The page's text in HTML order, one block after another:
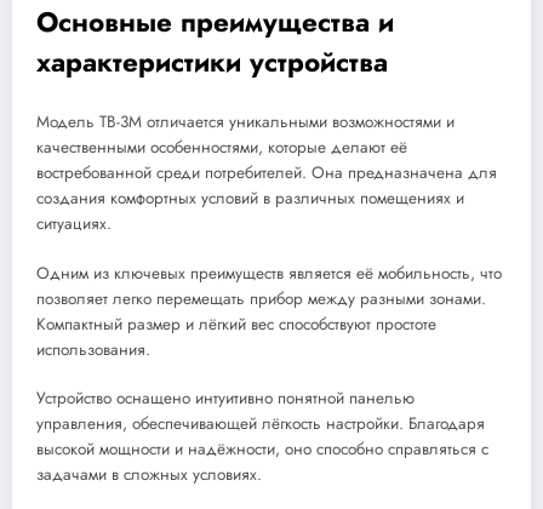
Основные преимущества и
характеристики устройства
Модель ТВ-3М отличается уникальными возможностями и
качественными особенностями, которые делают её
востребованной среди потребителей. Она предназначена для
создания комфортных условий в различных помещениях и
ситуациях.
Одним из ключевых преимуществ является её мобильность, что
позволяет легко перемещать прибор между разными зонами.
Компактный размер и лёгкий вес способствуют простоте
использования.
Устройство оснащено интуитивно понятной панелью
управления, обеспечивающей лёгкость настройки. Благодаря
высокой мощности и надёжности, оно способно справляться с
задачами в сложных условиях.